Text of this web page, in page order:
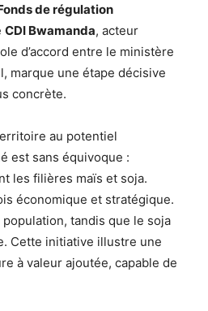
de régulation
CDI Bwamanda, acteur
d’accord entre le ministère
marque une étape décisive
concrète.
au potentiel
est sans équivoque :
les filières maïs et soja.
économique et stratégique.
tandis que le soja
Cette initiative illustre une
à valeur ajoutée, capable de